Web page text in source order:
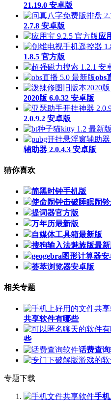
21.19.0 安卓版
2.7.8 安卓版
应
1.8.5 官方版
obs
2020版 6.0.32 安卓版
2.0.9.2 安卓版
辅助器 2.0.4.3 安卓版
猜你喜欢
简黑时钟手机版
使命闹钟击破睡眠闹
提词器官方版
万年历最新版
自媒体工具箱最新版
搜狗输入法魅族版最新
geogebra图形计算器安
荟萃浏览器安卓版
相关专题
共享软件有哪些
些
话费查
专题下载
手